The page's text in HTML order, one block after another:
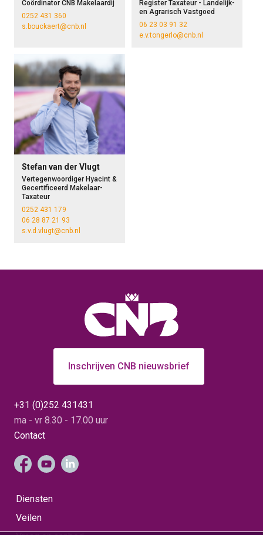
Coördinator CNB Makelaardij
0252 431 360
s.bouckaert@cnb.nl
Register Taxateur - Landelijk-
en Agrarisch Vastgoed
06 23 03 91 32
e.v.tongerlo@cnb.nl
Stefan van der Vlugt
Vertegenwoordiger Hyacint &
Gecertificeerd Makelaar-
Taxateur
0252 431 179
06 28 87 21 93
s.v.d.vlugt@cnb.nl
Inschrijven CNB nieuwsbrief
+31 (0)252 431431
ma - vr 8.30 - 17.00 uur
Contact
Diensten
Veilen